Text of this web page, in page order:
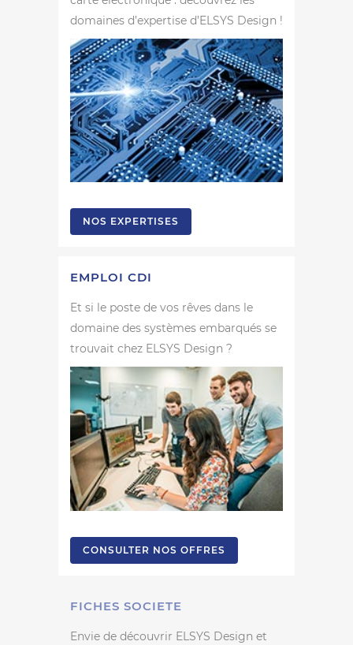
domaines d’expertise d’ELSYS Design !
NOS EXPERTISES
EMPLOI CDI
Et si le poste de vos rêves dans le
domaine des systèmes embarqués se
trouvait chez ELSYS Design ?
CONSULTER NOS OFFRES
FICHES SOCIETE
Envie de découvrir ELSYS Design et